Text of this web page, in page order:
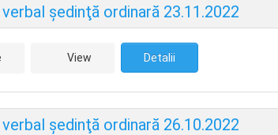
şedinţă ordinară 23.11.2022
View Detalii
şedinţă ordinară 26.10.2022